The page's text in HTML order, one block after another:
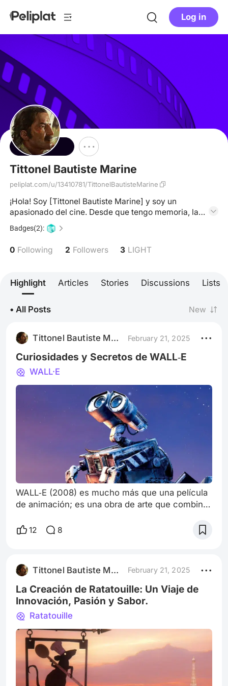
Log in
Follow
Tittonel Bautiste Marine
peliplat.com/u/13410781/TittonelBautisteMarine
¡Hola! Soy [Tittonel Bautiste Marine] y soy un
apasionado del cine. Desde que tengo memoria, las
películas han sido una de mis mayores fuentes de
inspiración y entretenimiento. No solo disfruto verlas,
historia, explorando las emociones y los mensajes
poder de conectar, emocionar y transformar.
Badges(2):
0 Following 2 Followers 3 LIGHT
Highlight Articles Stories Discussions Lists
• All Posts New
Tittonel Bautiste Marine February 21, 2025
Curiosidades y Secretos de WALL‑E
WALL·E
WALL‑E (2008) es mucho más que una película
de animación; es una obra de arte que combina
profundo sobre el futuro de nuestro planeta.
técnicos y simbólicos, esta cinta de Pixar nos
invita a reflexionar, reír y emocionarnos. Aquí te
presentamos algunas de las curiosidades y
12 8
Tittonel Bautiste Marine February 21, 2025
La Creación de Ratatouille: Un Viaje de
Innovación, Pasión y Sabor.
Ratatouille